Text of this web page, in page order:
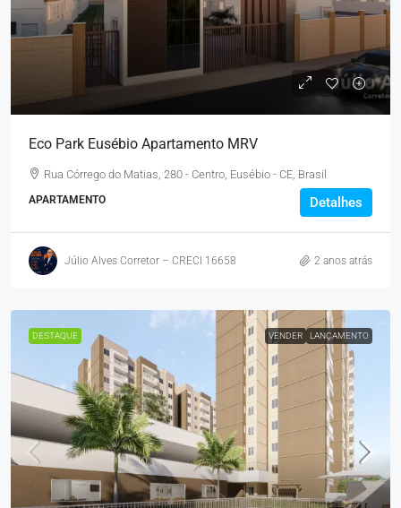
Eco Park Eusébio Apartamento MRV
Rua Córrego do Matias, 280 - Centro, Eusébio - CE, Brasil
APARTAMENTO Detalhes
Júlio Alves Corretor – CRECI 16658 2 anos atrás
DESTAQUE VENDER LANÇAMENTO